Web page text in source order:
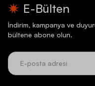
E-Bülten
İndirim, kampanya ve
bültene abone olun.